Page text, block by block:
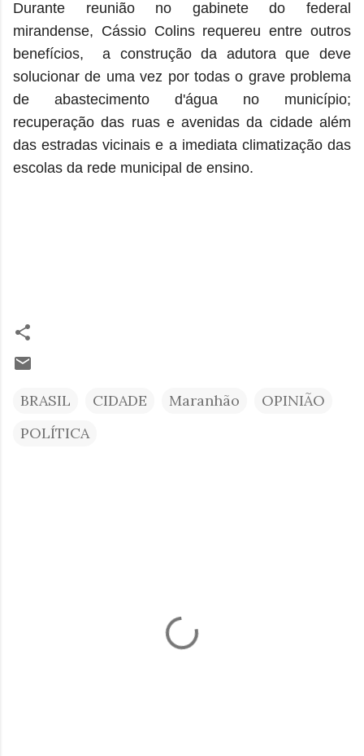
Durante reunião no gabinete do federal
mirandense, Cássio Colins requereu entre outros
benefícios, a construção da adutora que deve
solucionar de uma vez por todas o grave problema
de abastecimento d'água no município;
recuperação das ruas e avenidas da cidade além
das estradas vicinais e a imediata climatização das
escolas da rede municipal de ensino.
BRASIL CIDADE Maranhão
OPINIÃO
POLÍTICA